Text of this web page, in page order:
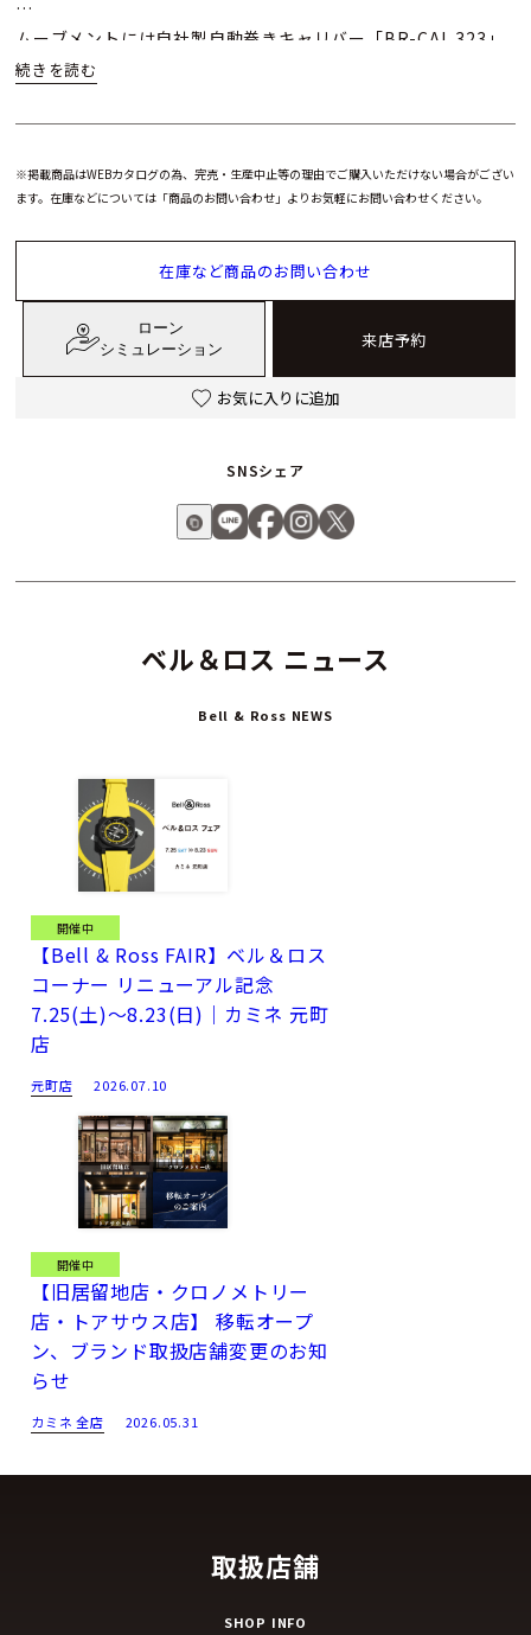
ムーブメントには自社製自動巻きキャリバー「BR-CAL.323」
を搭載し、約70時間のパワーリザーブを確保。高精度と信頼性
250本という希少性も所有する歓びを高めます。
ベル＆ロス BR-X3 Night Vision は、テクノロジー、デザイ
する方にも、ブランドの世界観を深く理解する愛好家にも強く
響く、次世代のラグジュアリースポーツウォッチです。
ベル＆ロス ニュース
Bell & Ross NEWS
開催中
【Bell & Ross FAIR】ベル＆ロス
コーナー リニューアル記念
7.25(土)～8.23(日)｜カミネ 元町
店
元町店 2026.07.10
開催中
【旧居留地店・クロノメトリー
店・トアサウス店】 移転オープ
ン、ブランド取扱店舗変更のお知
らせ
カミネ 全店 2026.05.31
※掲載商品はWEBカタログの為、完売・生産中止等の理由でご購入いただけない場合がござい
ます。在庫などについては「商品のお問い合わせ」よりお気軽にお問い合わせください。
在庫など商品のお問い合わせ
ローン
シミュレーション
来店予約
お気に入りに追加
SNSシェア
取扱店舗
SHOP INFO